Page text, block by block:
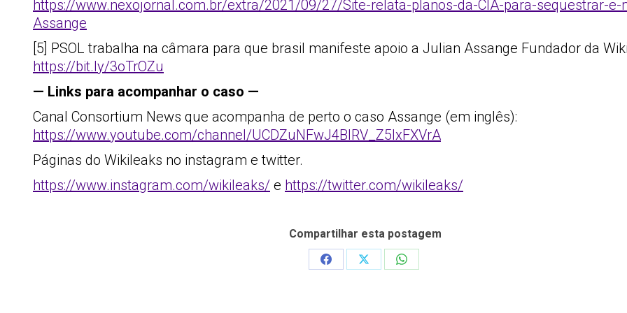
https://www.nexojornal.com.br/extra/2021/09/27/Site-relata-planos-da-CIA-para-sequestrar-e-
Assange
[5] PSOL trabalha na câmara para que brasil manifeste apoio a Julian Assange Fundador da
https://bit.ly/3oTrOZu
— Links para acompanhar o caso —
Canal Consortium News que acompanha de perto o caso Assange (em inglês):
https://www.youtube.com/channel/UCDZuNFwJ4BIRV_Z5IxFXVrA
Páginas do Wikileaks no instagram e twitter.
https://www.instagram.com/wikileaks/ e https://twitter.com/wikileaks/
Compartilhar esta postagem
Share
Share
Share